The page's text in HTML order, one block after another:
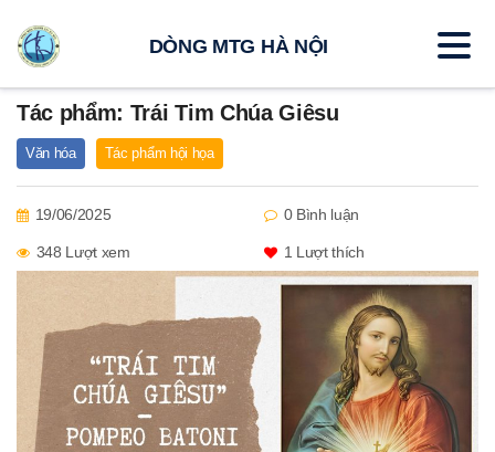
Tác phẩm: Trái Tim Chúa Giêsu
Văn hóa Tác phẩm hội họa
19/06/2025 0 Bình luận
348 Lượt xem 1 Lượt thích
DÒNG MTG HÀ NỘI